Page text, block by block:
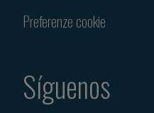
Preferenze cookie
Síguenos